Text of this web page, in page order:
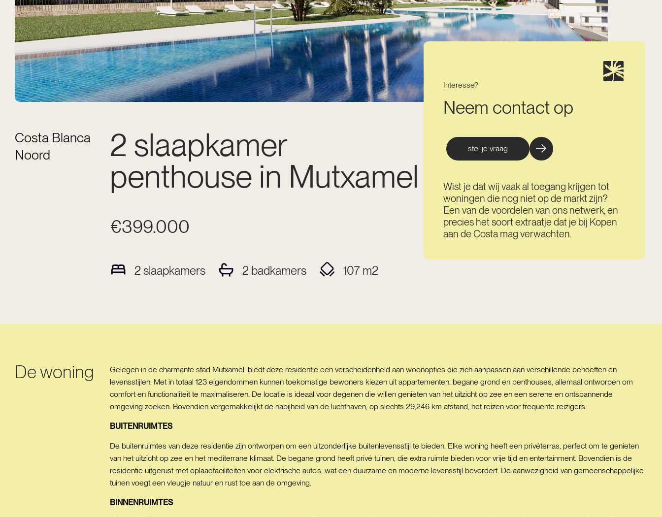
Costa Blanca
Noord
2 slaapkamer
penthouse in Mutxamel
€399.000
2 slaapkamers 2 badkamers 107m2
Interesse?
Neem contact op
stel je vraag
Wist je dat wij vaak al toegang krijgen tot
woningen die nog niet op de markt zijn?
Een van de voordelen van ons netwerk, en
precies het soort extraatje dat je bij Kopen
aan de Costa mag verwachten.
De woning
Gelegen in de charmante stad Mutxamel, biedt deze residentie een verscheidenheid aan woonopties die zich aanpassen aan verschillende behoeften en
levensstijlen. Met in totaal 123 eigendommen kunnen toekomstige bewoners kiezen uit appartementen, begane grond en penthouses, allemaal ontworpen om
comfort en functionaliteit te maximaliseren. De locatie is ideaal voor degenen die willen genieten van het uitzicht op zee en een serene en ontspannende
omgeving zoeken. Bovendien vergemakkelijkt de nabijheid van de luchthaven, op slechts 29,246 km afstand, het reizen voor frequente reizigers.
BUITENRUIMTES
De buitenruimtes van deze residentie zijn ontworpen om een uitzonderlijke buitenlevensstijl te bieden. Elke woning heeft een privéterras, perfect om te genieten
van het uitzicht op zee en het mediterrane klimaat. De begane grond heeft privé tuinen, die extra ruimte bieden voor vrije tijd en entertainment. Bovendien is de
residentie uitgerust met oplaadfaciliteiten voor elektrische auto’s, wat een duurzame en moderne levensstijl bevordert. De aanwezigheid van gemeenschappelijke
tuinen voegt een vleugje natuur en rust toe aan de omgeving.
BINNENRUIMTES